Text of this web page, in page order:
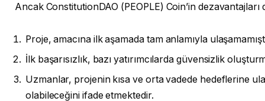
Ancak ConstitutionDAO (PEOPLE) Coin’in dezavantajları
Proje, amacına ilk aşamada tam anlamıyla
İlk başarısızlık, bazı yatırımcılarda güvensizlik
Uzmanlar, projenin kısa ve orta vadede hedeflerine
olabileceğini ifade etmektedir.